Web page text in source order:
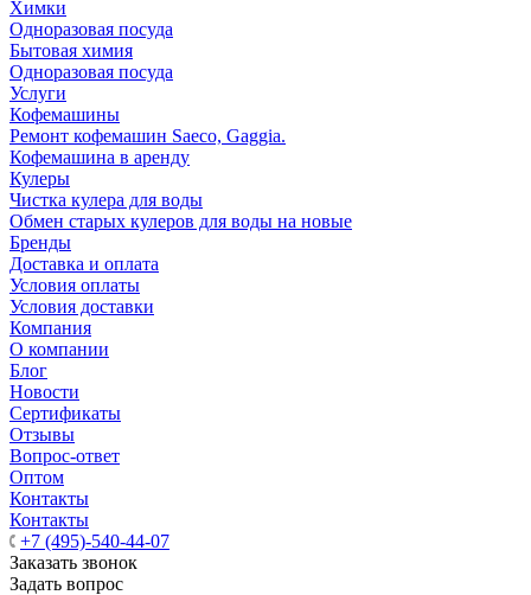
Химки
Одноразовая посуда
Бытовая химия
Одноразовая посуда
Услуги
Кофемашины
Ремонт кофемашин Saeco, Gaggia.
Кофемашина в аренду
Кулеры
Чистка кулера для воды
Обмен старых кулеров для воды на новые
Бренды
Доставка и оплата
Условия оплаты
Условия доставки
Компания
О компании
Блог
Новости
Сертификаты
Отзывы
Вопрос-ответ
Оптом
Контакты
Контакты
+7 (495)-540-44-07
Заказать звонок
Задать вопрос